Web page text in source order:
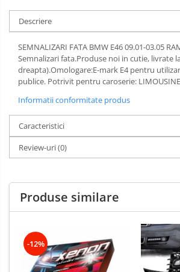
Descriere
SEMNALIZARI FATA BMW E46 09.01-03.05
Semnalizari fata.Produse noi in cutie, livrate
dreapta).Omologare:E-mark E4 pentru
publice. Potrivit pentru caroserie:
Informatii conformitate produs
Caracteristici
Review-uri(0)
Produse similare
-12%